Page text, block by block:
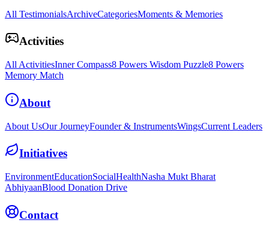
All TestimonialsArchiveCategoriesMoments & Memories
Activities
All ActivitiesInner Compass8 Powers Wisdom Puzzle8 Powers
Memory Match
About
About UsOur JourneyFounder & InstrumentsWingsCurrent Leaders
Initiatives
EnvironmentEducationSocialHealthNasha Mukt Bharat
AbhiyaanBlood Donation Drive
Contact